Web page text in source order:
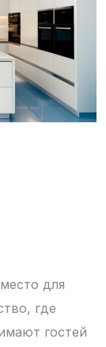
для
где
гостей